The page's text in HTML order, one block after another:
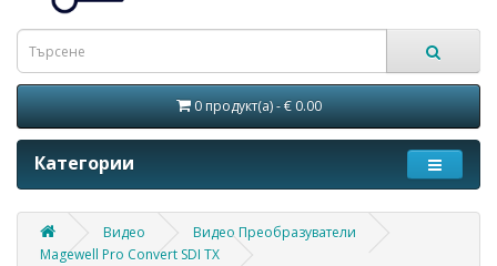
0 продукт(а) - € 0.00
Категории
Видео
Видео Преобразуватели
Magewell Pro Convert SDI TX